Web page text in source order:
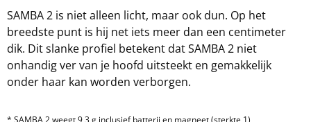
SAMBA 2 is niet alleen licht, maar ook dun. Op het
breedste punt is hij net iets meer dan een centimeter
dik. Dit slanke profiel betekent dat SAMBA 2 niet
onhandig ver van je hoofd uitsteekt en gemakkelijk
onder haar kan worden verborgen.
* SAMBA 2 weegt 9,3 g inclusief batterij en magneet (sterkte 1)